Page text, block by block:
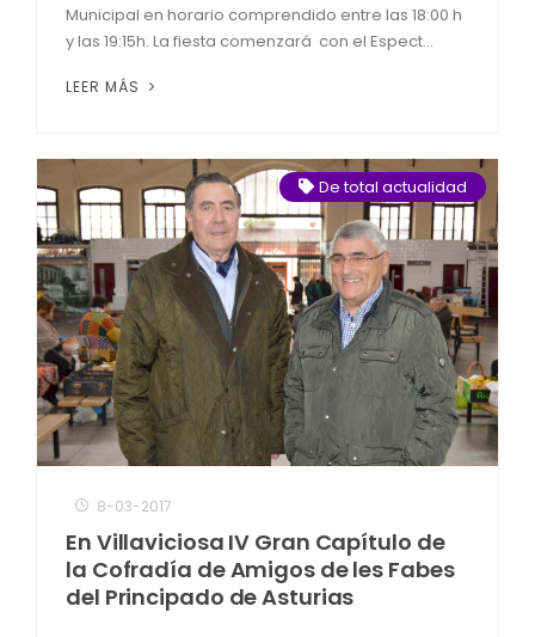
Municipal en horario comprendido entre las 18:00 h
y las 19:15h. La fiesta comenzará con el Espect...
LEER MÁS
De total actualidad
8-03-2017
En Villaviciosa IV Gran Capítulo de
la Cofradía de Amigos de les Fabes
del Principado de Asturias